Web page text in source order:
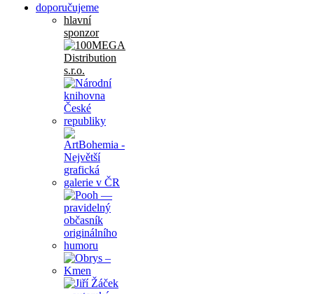
doporučujeme
hlavní
sponzor